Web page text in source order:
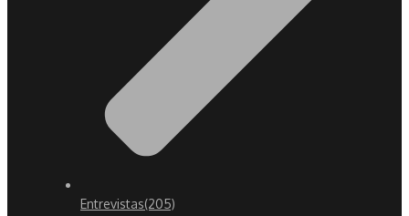
Entrevistas(205)